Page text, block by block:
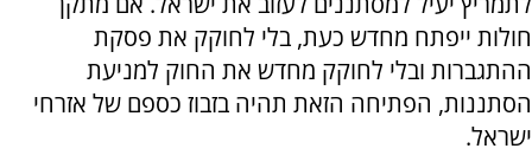
חולות ייפתח מחדש כעת, בלי לחוקק את פסקת
ההתגברות ובלי לחוקק מחדש את החוק למניעת
הסתננות, הפתיחה הזאת תהיה בזבוז כספם של אזרחי
ישראל.